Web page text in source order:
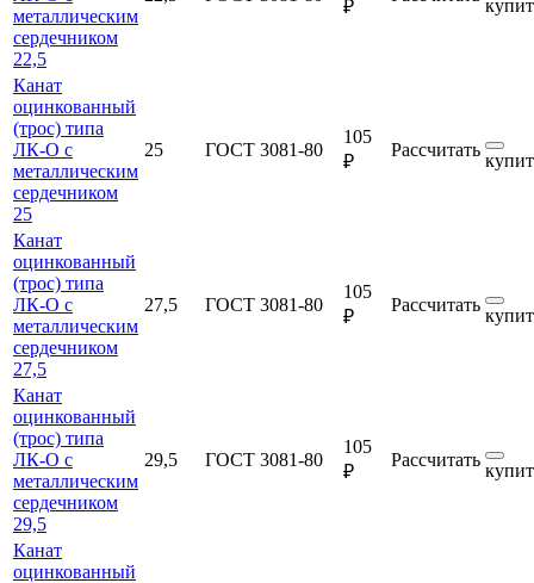
металлическим
сердечником
22,5
₽
Канат
оцинкованный
(трос) типа
ЛК-О с
металлическим
сердечником
25
25 ГОСТ 3081-80
105
₽
Рассчитать
Канат
оцинкованный
(трос) типа
ЛК-О с
металлическим
сердечником
27,5
27,5 ГОСТ 3081-80
105
₽
Рассчитать
Канат
оцинкованный
(трос) типа
ЛК-О с
металлическим
сердечником
29,5
29,5 ГОСТ 3081-80
105
₽
Рассчитать
Канат
оцинкованный